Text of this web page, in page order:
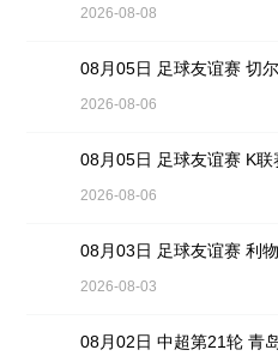
2026-08-08
08月05日 足球友谊赛 切
2026-08-06
08月05日 足球友谊赛 K
2026-08-06
08月03日 足球友谊赛 利
2026-08-03